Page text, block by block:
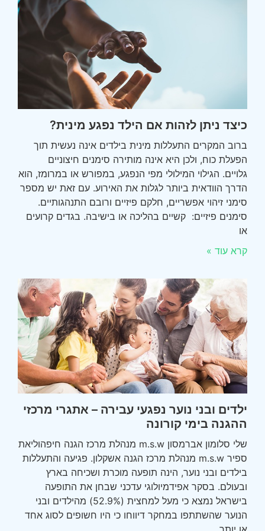
כיצד ניתן לזהות אם הילד נפגע מינית?
ברוב המקרים התעללות מינית בילדים אינה נעשית תוך
הפעלת כוח, ולכן היא אינה מותירה סימנים חיצוניים
גלויים. הגילוי המילולי מפי הנפגע, במפורש או במרומז, הוא
הדרך הוודאית ביותר לגלות את האירוע. עם זאת יש מספר
סימני זיהוי אפשריים, חלקם פיזיים ורובם התנהגותיים.
סימנים פיזיים: קשיים בהליכה או בישיבה. בגדים קרועים
או
קרא עוד »
ילדים ובני נוער נפגעי עבירה – אתגרי מרכזי
ההגנה בימי קורונה
שלי סלומון אברמסון m.s.w מנהלת מרכז הגנה חיפהוליאת
ספיר m.s.w מנהלת מרכז הגנה אשקלון. פגיעה והתעללות
בילדים ובני נוער, הינה תופעה מוכרת ושכיחה בארץ
ובעולם. בסקר אפידמיולוגי עדכני שבחן את התופעה
בישראל נמצא כי מעל למחצית (52.9%) מהילדים ובני
הנוער שהשתתפו במחקר דיווחו כי היו חשופים לסוג אחד